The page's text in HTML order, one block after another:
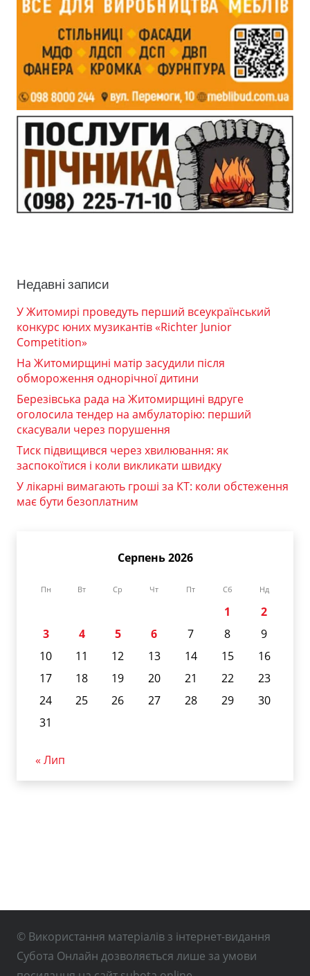
Недавні записи
У Житомирі проведуть перший всеукраїнський
конкурс юних музикантів «Richter Junior
Competition»
На Житомирщині матір засудили після
обмороження однорічної дитини
Березівська рада на Житомирщині вдруге
оголосила тендер на амбулаторію: перший
скасували через порушення
Тиск підвищився через хвилювання: як
заспокоїтися і коли викликати швидку
У лікарні вимагають гроші за КТ: коли обстеження
має бути безоплатним
Серпень 2026
Пн Вт Ср Чт Пт Сб Нд
1
2
3
4 5 6 7 8
9
10
11 12 13 14 15
16
17
18 19 20 21 22
23
24
25 26 27 28 29
30
31
« Лип
© Використання матеріалів з інтернет-видання
Субота Онлайн дозволяється лише за умови